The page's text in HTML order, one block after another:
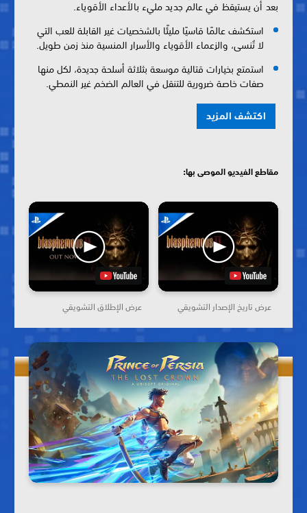
بعد أن يستيقظ في عالم جديد مليء بالأعداء الأقوياء.
استكشف عالمًا قاسيًا مليئًا بالشخصيات غير القابلة للعب التي
لا تُنسى، والزعماء الأقوياء والأسرار المنسية منذ زمن طويل.
استمتع بخيارات قتالية موسعة بثلاثة أسلحة جديدة، لكل منها
صفات خاصة ضرورية للتنقل في العالم الضخم غير النمطي.
اكتشف المزيد
مقاطع الفيديو الموصى بها:
عرض الإطلاق التشويقي عرض تاريخ الإصدار التشويقي